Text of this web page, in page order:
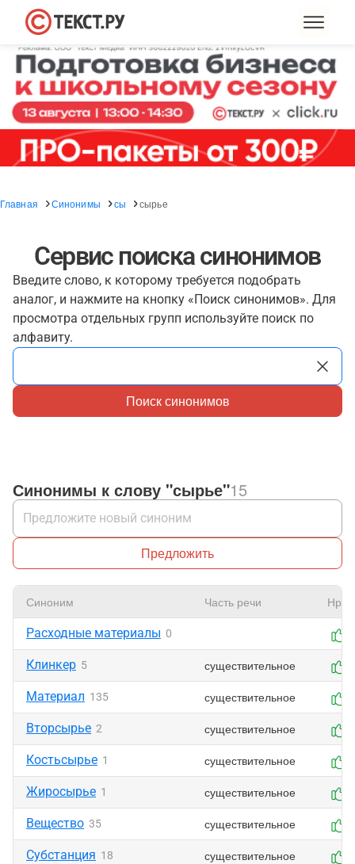
Главная Синонимы сы сырье
Сервис поиска синонимов
Введите слово, к которому требуется подобрать
аналог, и нажмите на кнопку «Поиск синонимов». Для
просмотра отдельных групп используйте поиск по
алфавиту.
Поиск синонимов
Синонимы к слову "сырье"15
Предложить
Синоним Часть речи
Расходные материалы 0
Клинкер 5 существительное
Материал 135 существительное
Вторсырье 2 существительное
Костьсырье 1 существительное
Жиросырье 1 существительное
Вещество 35 существительное
Субстанция 18 существительное